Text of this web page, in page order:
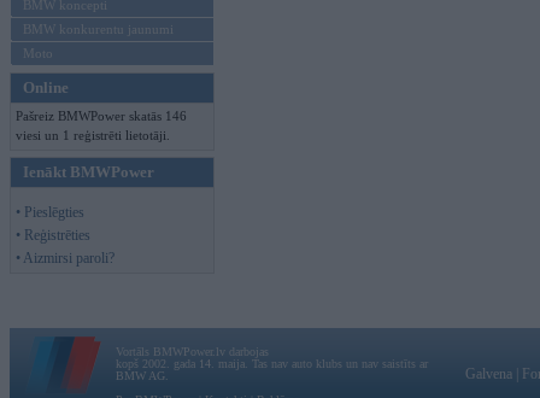
BMW koncepti
BMW konkurentu jaunumi
Moto
Online
Pašreiz BMWPower skatās 146
viesi un 1 reģistrēti lietotāji.
Ienākt BMWPower
• Pieslēgties
• Reģistrēties
• Aizmirsi paroli?
Vortāls BMWPower.lv darbojas
kopš 2002. gada 14. maija. Tas nav auto klubs un nav saistīts ar
BMW AG.
Galvena